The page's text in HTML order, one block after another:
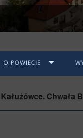
O POWIECIE
Chwała